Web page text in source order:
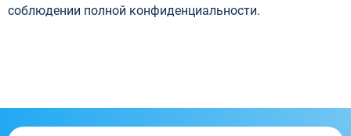
соблюдении полной конфиденциальности.